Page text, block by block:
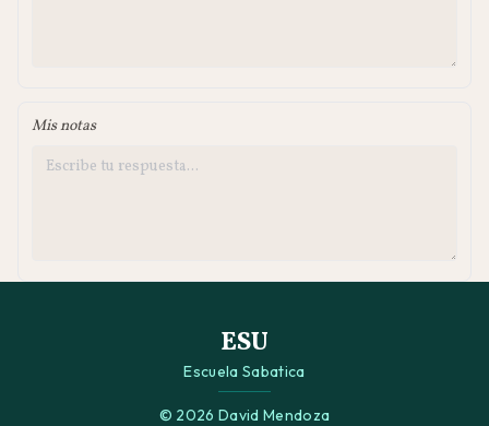
Mis notas
ESU
Escuela Sabatica
© 2026 David Mendoza